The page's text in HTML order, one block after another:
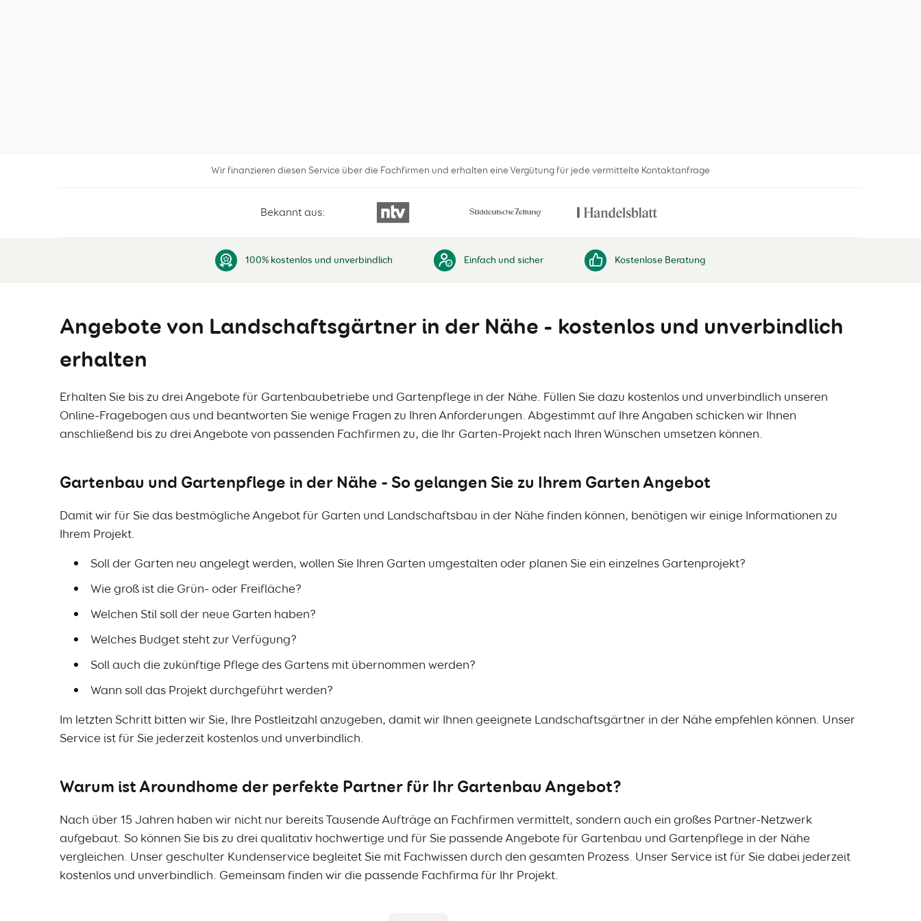
Wir finanzieren diesen Service über die Fachfirmen und erhalten eine Vergütung für jede vermittelte Kontaktanfrage
Bekannt aus:
100% kostenlos und unverbindlich Einfach und sicher Kostenlose Beratung
Angebote von Landschaftsgärtner in der Nähe - kostenlos und unverbindlich
erhalten
Erhalten Sie bis zu drei Angebote für Gartenbaubetriebe und Gartenpflege in der Nähe. Füllen Sie dazu kostenlos und unverbindlich unseren
Online-Fragebogen aus und beantworten Sie wenige Fragen zu Ihren Anforderungen. Abgestimmt auf Ihre Angaben schicken wir Ihnen
anschließend bis zu drei Angebote von passenden Fachfirmen zu, die Ihr Garten-Projekt nach Ihren Wünschen umsetzen können.
Gartenbau und Gartenpflege in der Nähe - So gelangen Sie zu Ihrem Garten Angebot
Damit wir für Sie das bestmögliche Angebot für Garten und Landschaftsbau in der Nähe finden können, benötigen wir einige Informationen zu
Ihrem Projekt.
Soll der Garten neu angelegt werden, wollen Sie Ihren Garten umgestalten oder planen Sie ein einzelnes Gartenprojekt?
Wie groß ist die Grün- oder Freifläche?
Welchen Stil soll der neue Garten haben?
Welches Budget steht zur Verfügung?
Soll auch die zukünftige Pflege des Gartens mit übernommen werden?
Wann soll das Projekt durchgeführt werden?
Im letzten Schritt bitten wir Sie, Ihre Postleitzahl anzugeben, damit wir Ihnen geeignete Landschaftsgärtner in der Nähe empfehlen können. Unser
Service ist für Sie jederzeit kostenlos und unverbindlich.
Warum ist Aroundhome der perfekte Partner für Ihr Gartenbau Angebot?
Nach über 15 Jahren haben wir nicht nur bereits Tausende Aufträge an Fachfirmen vermittelt, sondern auch ein großes Partner-Netzwerk
aufgebaut. So können Sie bis zu drei qualitativ hochwertige und für Sie passende Angebote für Gartenbau und Gartenpflege in der Nähe
vergleichen. Unser geschulter Kundenservice begleitet Sie mit Fachwissen durch den gesamten Prozess. Unser Service ist für Sie dabei jederzeit
kostenlos und unverbindlich. Gemeinsam finden wir die passende Fachfirma für Ihr Projekt.